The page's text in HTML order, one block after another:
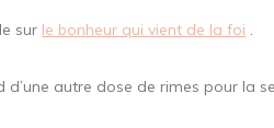
sur le bonheur qui vient de la foi .
d’une autre dose de rimes pour la